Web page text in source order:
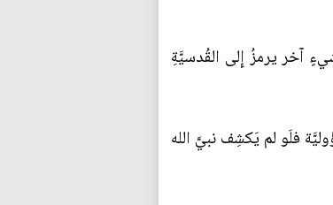
آخر يرمزُ إِلى القُدسيَّةِ
فلَو لم يَكشِف نبيَّ الله